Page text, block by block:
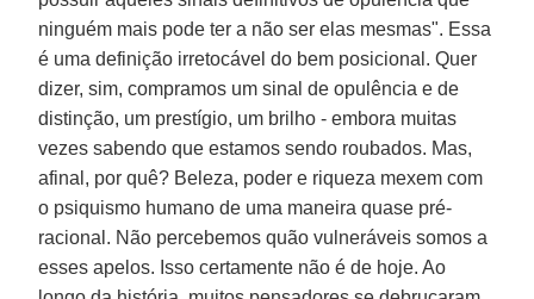
ninguém mais pode ter a não ser elas mesmas". Essa
é uma definição irretocável do bem posicional. Quer
dizer, sim, compramos um sinal de opulência e de
distinção, um prestígio, um brilho - embora muitas
vezes sabendo que estamos sendo roubados. Mas,
afinal, por quê? Beleza, poder e riqueza mexem com
o psiquismo humano de uma maneira quase pré-
racional. Não percebemos quão vulneráveis somos a
esses apelos. Isso certamente não é de hoje. Ao